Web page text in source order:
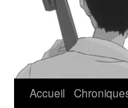
Accueil